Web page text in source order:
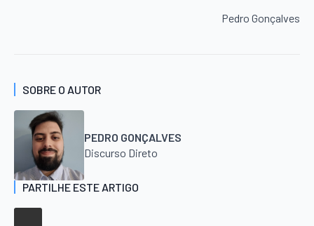
Pedro Gonçalves
SOBRE O AUTOR
PEDRO GONÇALVES
Discurso Direto
PARTILHE ESTE ARTIGO